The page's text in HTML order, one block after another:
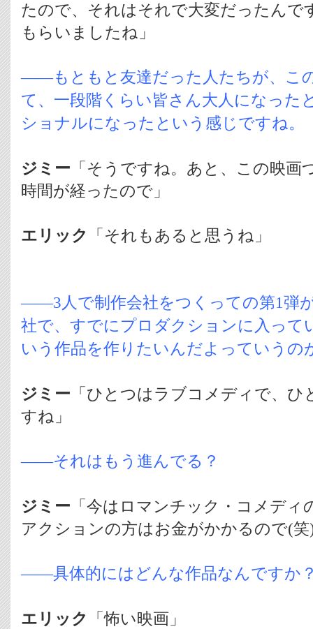
たので、それはそれで大変だったんで
もらいましたね」
――もともと友達だった人たちが、こ
て、一段階くらい皆さん大人になった
ショナルになったという感じですね。
ジミー 「そうですね。あと、この映画
時間が経ったので」
エリック 「それもあると思うね」
――3人で制作会社をつくっての第1弾
社で、すでにプロダクションに入って
いう作品を作りたいんだよっていうの
ジミー 「ひとつはラブコメディで、
すね」
――それはもう進んでる？
ジミー 「今はロマンチック・コメディ
アクションの方はお金がかかるので(笑
――具体的にはどんな作品なんですか
エリック 「怖い映画」